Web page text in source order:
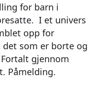
for barn i
I et univers
opp for
som er borte og
gjennom
Påmelding.